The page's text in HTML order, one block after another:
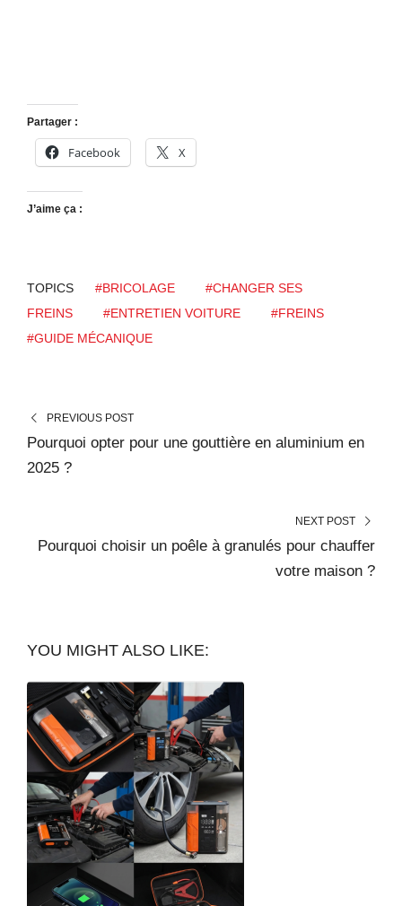
Partager :
Facebook X
J’aime ça :
TOPICS #BRICOLAGE
#CHANGER SES
FREINS
#ENTRETIEN VOITURE
#FREINS
#GUIDE MÉCANIQUE
PREVIOUS POST
Pourquoi opter pour une gouttière en aluminium en
2025 ?
NEXT POST
Pourquoi choisir un poêle à granulés pour chauffer
votre maison ?
YOU MIGHT ALSO LIKE: